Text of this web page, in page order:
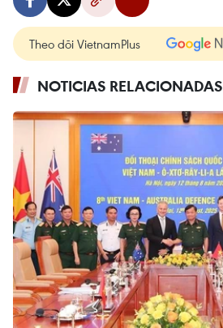
Theo dõi VietnamPlus
NOTICIAS RELACIONADAS